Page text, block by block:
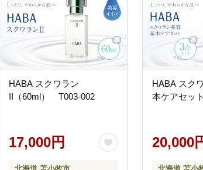
HABA スクワラン
II（60ml） T003-002
17,000円
HABA スク
本ケアセッ
20,000